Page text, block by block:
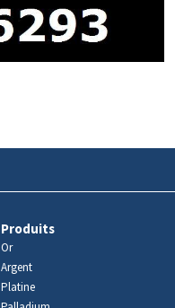
Produits
Or
Argent
Platine